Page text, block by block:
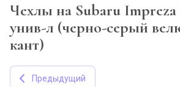
Чехлы на Subaru Impreza
унив-л (черно-серый
кант)
Предыдущий